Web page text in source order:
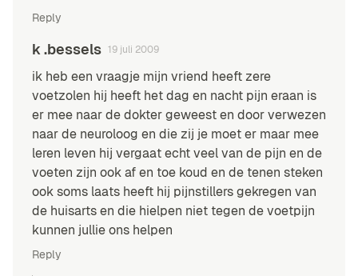
Reply
k .bessels 19 juli 2009
ik heb een vraagje mijn vriend heeft zere
voetzolen hij heeft het dag en nacht pijn eraan is
er mee naar de dokter geweest en door verwezen
naar de neuroloog en die zij je moet er maar mee
leren leven hij vergaat echt veel van de pijn en de
voeten zijn ook af en toe koud en de tenen steken
ook soms laats heeft hij pijnstillers gekregen van
de huisarts en die hielpen niet tegen de voetpijn
kunnen jullie ons helpen
Reply